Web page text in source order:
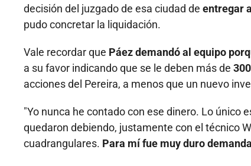
decisión del juzgado de esa ciudad de entregar
pudo concretar la liquidación.
Vale recordar que Páez demandó al equipo
a su favor indicando que se le deben más de
acciones del Pereira, a menos que un nuevo
"Yo nunca he contado con ese dinero. Lo único
quedaron debiendo, justamente con el técnico
cuadrangulares. Para mí fue muy duro